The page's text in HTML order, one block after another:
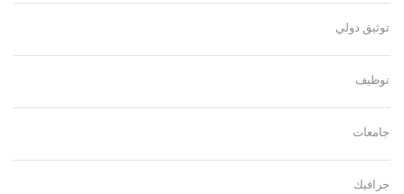
توثيق دولي
توظيف
جامعات
جرافيك